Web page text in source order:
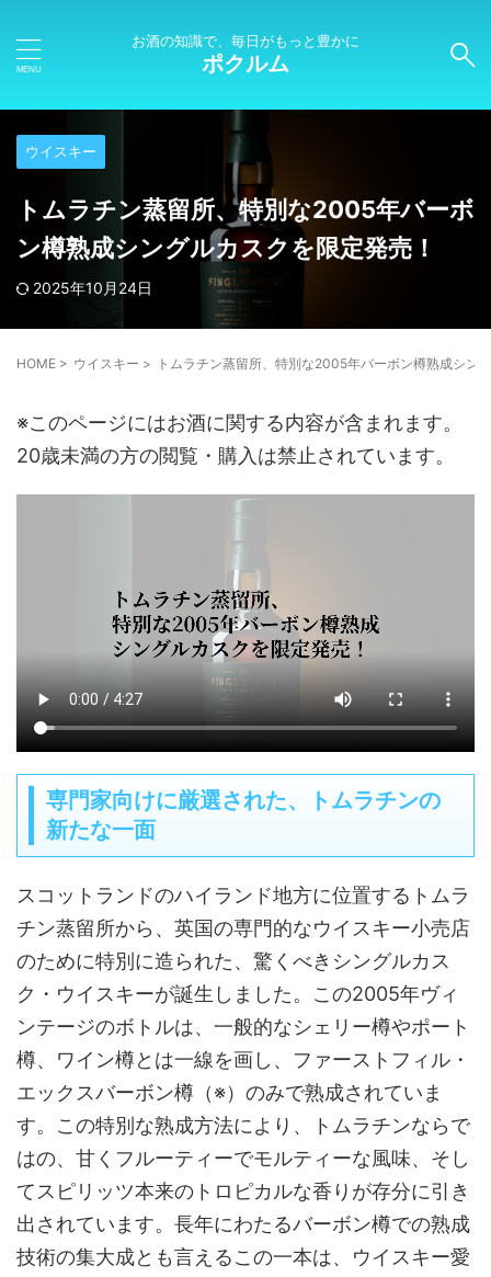
お酒の知識で、毎日がもっと豊かに
ポクルム
ウイスキー
トムラチン蒸留所、特別な2005年バーボ
ン樽熟成シングルカスクを限定発売！
2025年10月24日
HOME > ウイスキー > トムラチン蒸留所、特別な2005年バーボン樽熟成シン
※このページにはお酒に関する内容が含まれます。
20歳未満の方の閲覧・購入は禁止されています。
専門家向けに厳選された、トムラチンの
新たな一面
スコットランドのハイランド地方に位置するトムラ
チン蒸留所から、英国の専門的なウイスキー小売店
のために特別に造られた、驚くべきシングルカス
ク・ウイスキーが誕生しました。この2005年ヴィ
ンテージのボトルは、一般的なシェリー樽やポート
樽、ワイン樽とは一線を画し、ファーストフィル・
エックスバーボン樽（※）のみで熟成されていま
す。この特別な熟成方法により、トムラチンならで
はの、甘くフルーティーでモルティーな風味、そし
てスピリッツ本来のトロピカルな香りが存分に引き
出されています。長年にわたるバーボン樽での熟成
技術の集大成とも言えるこの一本は、ウイスキー愛